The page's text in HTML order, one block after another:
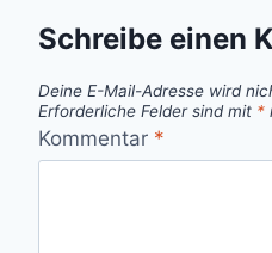
Schreibe einen
Deine E-Mail-Adresse wird
Erforderliche Felder sind mit *
Kommentar *